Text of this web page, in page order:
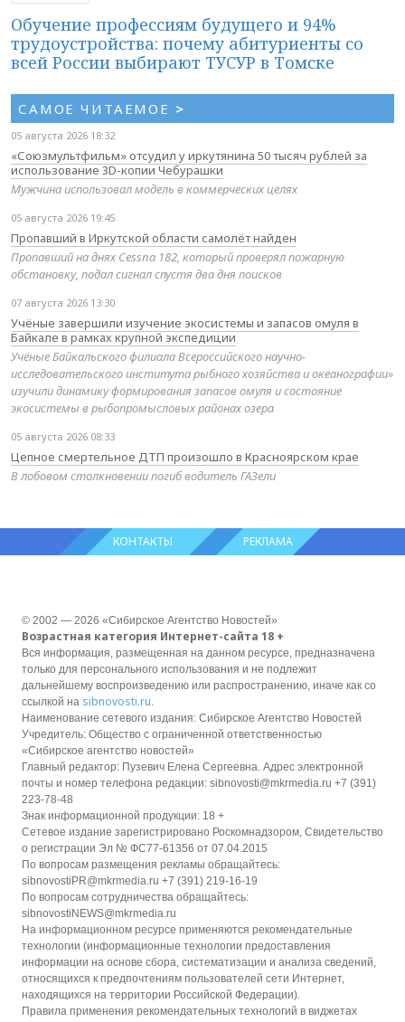
Обучение профессиям будущего и 94%
трудоустройства: почему абитуриенты со
всей России выбирают ТУСУР в Томске
САМОЕ ЧИТАЕМОЕ >
05 августа 2026 18:32
«Союзмультфильм» отсудил у иркутянина 50 тысяч рублей за
использование 3D-копии Чебурашки
Мужчина использовал модель в коммерческих целях
05 августа 2026 19:45
Пропавший в Иркутской области самолёт найден
Пропавший на днях Cessna 182, который проверял пожарную
обстановку, подал сигнал спустя два дня поисков
07 августа 2026 13:30
Учёные завершили изучение экосистемы и запасов омуля в
Байкале в рамках крупной экспедиции
Учёные Байкальского филиала Всероссийского научно-
исследовательского института рыбного хозяйства и океанографии»
изучили динамику формирования запасов омуля и состояние
экосистемы в рыбопромысловых районах озера
05 августа 2026 08:33
Цепное смертельное ДТП произошло в Красноярском крае
В лобовом столкновении погиб водитель ГАЗели
КОНТАКТЫ РЕКЛАМА
© 2002 — 2026 «Сибирское Агентство Новостей»
Возрастная категория Интернет-сайта 18 +
Вся информация, размещенная на данном ресурсе, предназначена
только для персонального использования и не подлежит
дальнейшему воспроизведению или распространению, иначе как со
ссылкой на sibnovosti.ru.
Наименование сетевого издания: Сибирское Агентство Новостей
Учредитель: Общество с ограниченной ответственностью
«Сибирское агентство новостей»
Главный редактор: Пузевич Елена Сергеевна. Адрес электронной
почты и номер телефона редакции: sibnovosti@mkrmedia.ru +7 (391)
223-78-48
Знак информационной продукции: 18 +
Сетевое издание зарегистрировано Роскомнадзором, Свидетельство
о регистрации Эл № ФС77-61356 от 07.04.2015
По вопросам размещения рекламы обращайтесь:
sibnovostiPR@mkrmedia.ru +7 (391) 219-16-19
По вопросам сотрудничества обращайтесь:
sibnovostiNEWS@mkrmedia.ru
На информационном ресурсе применяются рекомендательные
технологии (информационные технологии предоставления
информации на основе сбора, систематизации и анализа сведений,
относящихся к предпочтениям пользователей сети Интернет,
находящихся на территории Российской Федерации).
Правила применения рекомендательных технологий в виджетах